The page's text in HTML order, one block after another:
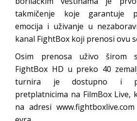
takmičenje koje garantuje
emocija i uživanje u
kanal FightBox koji prenosi ovu
Osim prenosa uživo širom
FightBox HD u preko 40
turnira je dostupno i
pretplatnicima na FilmBox Live,
na adresi